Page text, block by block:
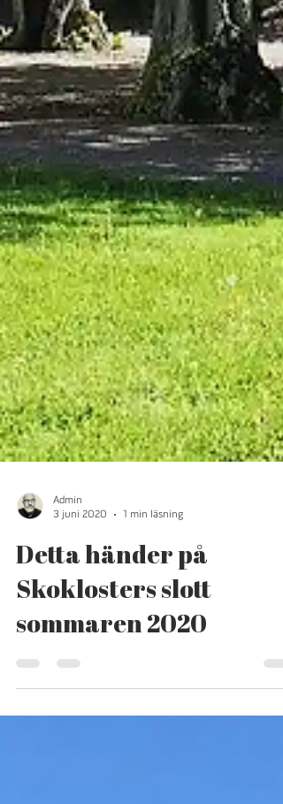
3 juni 2020
1 min läsning
Detta händer på
Skoklosters slott
sommaren 2020